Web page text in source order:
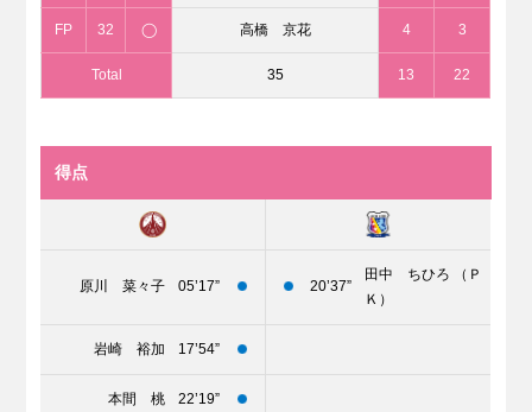
FP 32 ◯ 高橋 京花 4 3
Total 35 13 22
得点
原川 菜々子 05’17” 20’37”
田中 ちひろ （Ｐ
Ｋ）
岩崎 裕加 17’54”
本間 桃 22’19”